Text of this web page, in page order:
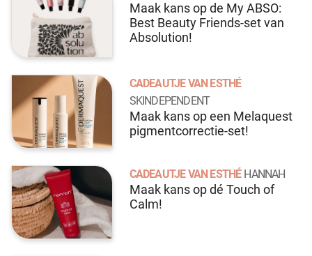
Maak kans op de My ABSO:
Best Beauty Friends-set van
Absolution!
CADEAUTJE VAN ESTHÉ
SKINDEPENDENT
Maak kans op een Melaquest
pigmentcorrectie-set!
CADEAUTJE VAN ESTHÉ HANNAH
Maak kans op dé Touch of
Calm!